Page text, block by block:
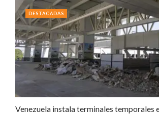
Venezuela instala terminales temporales
DESTACADAS